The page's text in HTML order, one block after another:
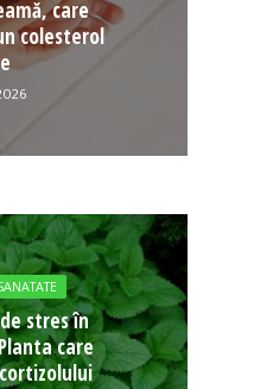
care
colesterol
stres în
care